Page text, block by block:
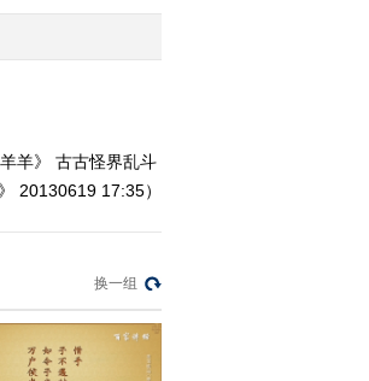
13 20:21:06
09 19:37:52
画乐园（周末
09 18:41:51
画乐园（下午
羊》 古古怪界乱斗
20130619 17:35）
换一组